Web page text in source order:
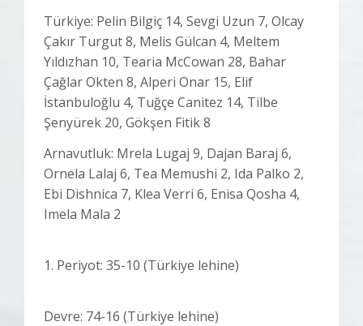
Türkiye: Pelin Bilgiç 14, Sevgi Uzun 7, Olcay
Çakır Turgut 8, Melis Gülcan 4, Meltem
Yıldızhan 10, Tearia McCowan 28, Bahar
Çağlar Okten 8, Alperi Onar 15, Elif
İstanbuloğlu 4, Tuğçe Canitez 14, Tilbe
Şenyürek 20, Gökşen Fitik 8
Arnavutluk: Mrela Lugaj 9, Dajan Baraj 6,
Ornela Lalaj 6, Tea Memushi 2, Ida Palko 2,
Ebi Dishnica 7, Klea Verri 6, Enisa Qosha 4,
Imela Mala 2
1. Periyot: 35-10 (Türkiye lehine)
Devre: 74-16 (Türkiye lehine)